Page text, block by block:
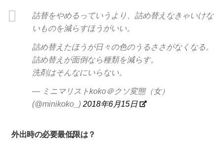
詰替をやめるっていうより、詰め替えなきゃいけな
いものを減らすほうがいい。
詰め替えたほうが日々の色のうるささがなくなる。
詰め替えが面倒なら種類を減らす。
洗剤はそんなにいらない。
— ミニマリストkoko＠クソ変態（女）
(@minikoko_) 2018年6月15日
外出時の必要最低限は？